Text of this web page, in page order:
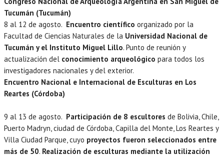
Tucumán (Tucumán)
8 al 12 de agosto. Encuentro científico organizado por la
Facultad de Ciencias Naturales de la Universidad Nacional de
Tucumán y el Instituto Miguel Lillo. Punto de reunión y
actualización del conocimiento arqueológico para todos los
investigadores nacionales y del exterior.
Encuentro Nacional e Internacional de Esculturas en Los
Reartes (Córdoba)
9 al 13 de agosto. Participación de 8 escultores de Bolivia, Chile,
Puerto Madryn, ciudad de Córdoba, Capilla del Monte, Los Reartes y
Villa Ciudad Parque, cuyo proyectos fueron seleccionados entre
más de 50. Realización de esculturas mediante la utilización